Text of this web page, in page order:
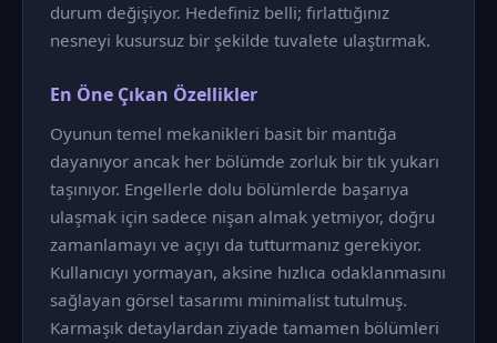
durum değişiyor. Hedefiniz belli; fırlattığınız
nesneyi kusursuz bir şekilde tuvalete ulaştırmak.
En Öne Çıkan Özellikler
Oyunun temel mekanikleri basit bir mantığa
dayanıyor ancak her bölümde zorluk bir tık yukarı
taşınıyor. Engellerle dolu bölümlerde başarıya
ulaşmak için sadece nişan almak yetmiyor, doğru
zamanlamayı ve açıyı da tutturmanız gerekiyor.
Kullanıcıyı yormayan, aksine hızlıca odaklanmasını
sağlayan görsel tasarımı minimalist tutulmuş.
Karmaşık detaylardan ziyade tamamen bölümleri